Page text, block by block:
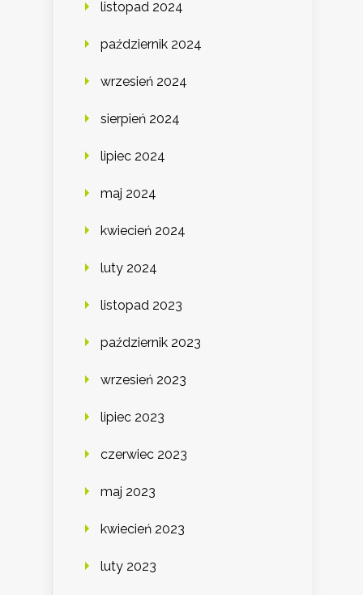
listopad 2024
październik 2024
wrzesień 2024
sierpień 2024
lipiec 2024
maj 2024
kwiecień 2024
luty 2024
listopad 2023
październik 2023
wrzesień 2023
lipiec 2023
czerwiec 2023
maj 2023
kwiecień 2023
luty 2023